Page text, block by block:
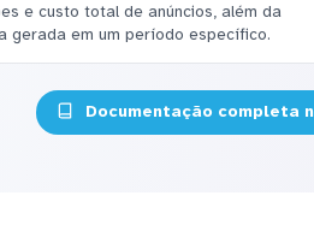
e custo total de anúncios, além da
gerada em um período específico.
Documentação completa